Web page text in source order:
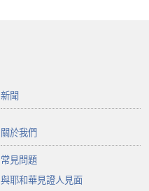
新聞
關於我們
常見問題
與耶和華見證人見面